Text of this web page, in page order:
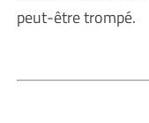
peut-être trompé.